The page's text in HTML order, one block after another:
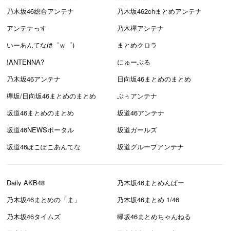
乃木坂46総合アンテナ
乃木坂462chまとめアンテナ
アンテナっす
乃木欅アンテナ
いーあんてな(#゜ｗ゜)
まとめクロラ
!ANTENNA?
にゅーぷる
乃木坂46アンテナ
日向坂46まとめのまとめ
欅坂/日向坂46まとめのまとめ
ぷぅアンテナ
坂道46まとめのまとめ
坂道46アンテナ
坂道46NEWSポータル
坂道ガールズ
坂道46ぽこぽこあんてな
坂道グループアンテナ
Daily AKB48
乃木坂46まとめんばー
乃木坂46まとめの「ま」
乃木坂46まとめ 1/46
乃木坂46タイムズ
欅坂46まとめちゃんねる